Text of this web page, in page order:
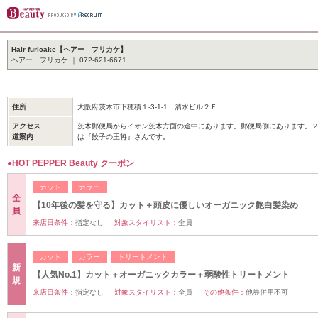
Hair furicake【ヘアー フリカケ】
ヘアー フリカケ ｜ 072-621-6671
住所 大阪府茨木市下穂積１-3-1-1 清水ビル２Ｆ
アクセス
道案内
茨木郵便局からイオン茨木方面の途中にあります。郵便局側にあります。
は『餃子の王将』さんです。
●HOT PEPPER Beauty クーポン
全
員
カット カラー
【10年後の髪を守る】カット＋頭皮に優しいオーガニック艶白髪染め
来店日条件： 指定なし 対象スタイリスト： 全員
新
規
カット カラー トリートメント
【人気No.1】カット＋オーガニックカラー＋弱酸性トリートメント
来店日条件： 指定なし 対象スタイリスト： 全員 その他条件： 他券併用不可